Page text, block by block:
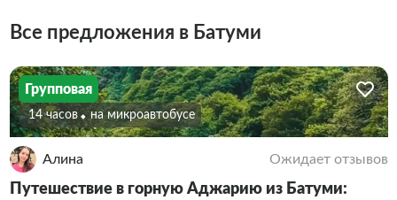
Все предложения в Батуми
Групповая
14 часов На микроавтобусе
Алина Ожидает отзывов
Путешествие в горную Аджарию из Батуми: